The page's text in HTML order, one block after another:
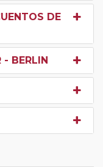
DE
BERLIN